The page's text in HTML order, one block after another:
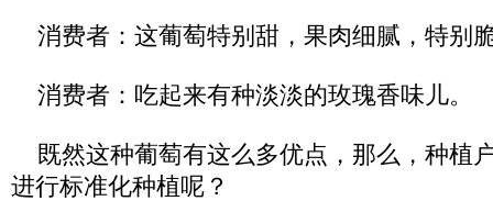
消费者：这葡萄特别甜，果肉细腻，特别
消费者：吃起来有种淡淡的玫瑰香味儿。
既然这种葡萄有这么多优点，那么，种植
进行标准化种植呢？